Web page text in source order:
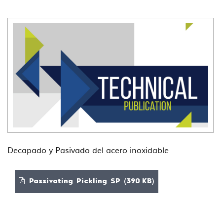
Decapado y Pasivado del acero inoxidable
Passivating_Pickling_SP (390 KB)